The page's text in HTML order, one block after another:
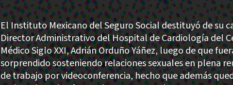
El Instituto Mexicano del Seguro Social destituyó de su
Director Administrativo del Hospital de Cardiología del
Médico Siglo XXI, Adrián Orduño Yáñez, luego de que
sorprendido sosteniendo relaciones sexuales en plena
de trabajo por videoconferencia, hecho que además